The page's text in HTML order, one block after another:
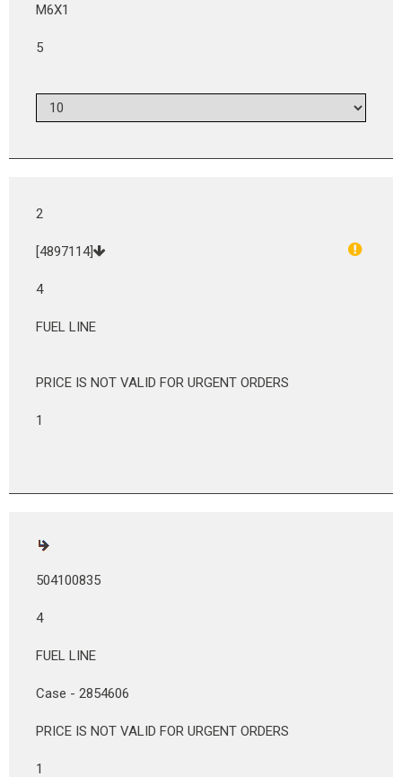
M6X1
5
2
[4897114]
4
FUEL LINE
PRICE IS NOT VALID FOR URGENT ORDERS
1
504100835
4
FUEL LINE
Case - 2854606
PRICE IS NOT VALID FOR URGENT ORDERS
1